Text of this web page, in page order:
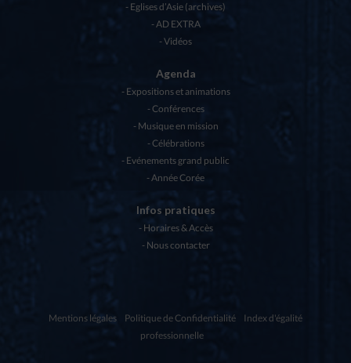
Eglises d’Asie (archives)
AD EXTRA
Vidéos
Agenda
Expositions et animations
Conférences
Musique en mission
Célébrations
Evénements grand public
Année Corée
Infos pratiques
Horaires & Accès
Nous contacter
Mentions légales Politique de Confidentialité
Index d'égalité
professionnelle